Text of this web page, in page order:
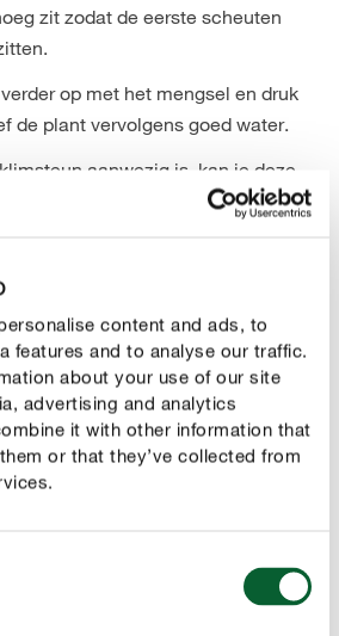
content and ads, to
features and to analyse our traffic.
about your use of our site
advertising and analytics
it with other information that
or that they’ve collected from
zit zodat de eerste scheuten
op met het mengsel en druk
de plant vervolgens goed water.
aanwezig is, kan je deze
met behulp van touwtjes of
omhoog kunnen groeien.
met mulch of schors. Zo zal de
blijven en moet je minder vaak
beschreven. We geven je